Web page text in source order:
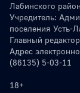
Лабинского
Учредитель:
поселения Усть-
Главный
Адрес
(86135) 5-03-11
18+